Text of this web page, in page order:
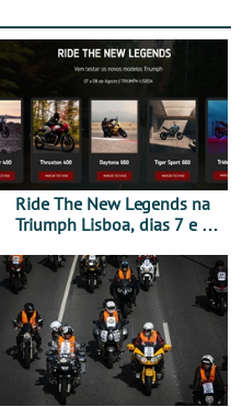
Ride The New Legends na
Triumph Lisboa, dias 7 e 8